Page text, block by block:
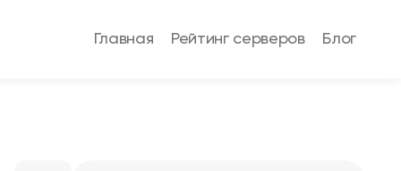
Главная Рейтинг серверов Блог